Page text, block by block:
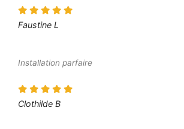
Faustine L
Installation parfaire
Clothilde B